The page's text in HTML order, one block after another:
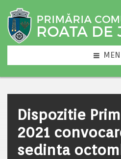
Dispozitie
2021
sedinta